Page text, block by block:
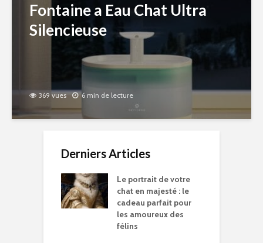
Fontaine a Eau Chat Ultra
Silencieuse
369 vues 6 min de lecture
Derniers Articles
Le portrait de votre
chat en majesté : le
cadeau parfait pour
les amoureux des
félins